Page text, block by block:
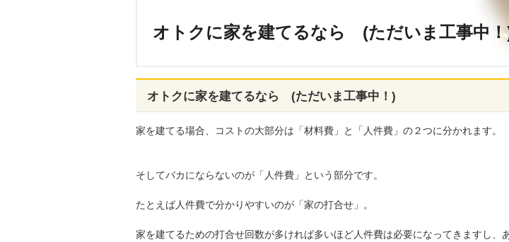
オトクに家を建てるなら (ただいま工事中
オトクに家を建てるなら (ただいま工事中！)
家を建てる場合、コストの大部分は「材料費」と「人件費」の２つに分かれます。
そしてバカにならないのが「人件費」という部分です。
たとえば人件費で分かりやすいのが「家の打合せ」。
家を建てるための打合せ回数が多ければ多いほど人件費は必要になってきますし、